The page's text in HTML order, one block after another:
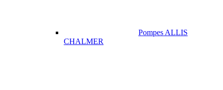
Pompes ALLIS
CHALMER